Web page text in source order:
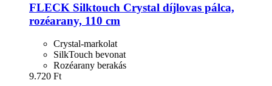
FLECK Silktouch Crystal díjlovas pálca,
rozéarany, 110 cm
Crystal-markolat
SilkTouch bevonat
Rozéarany berakás
9.720 Ft